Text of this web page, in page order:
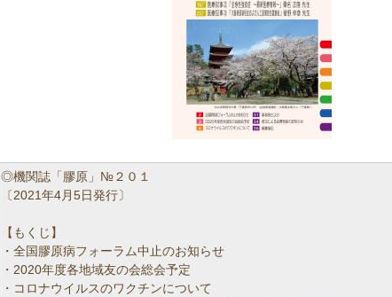
◎機関誌「膠原」№２０１
〔2021年4月5日発行〕
【もくじ】
・全国膠原病フォーラム中止のお知らせ
・2020年度各地域友の会総会予定
・コロナウイルスのワクチンについて